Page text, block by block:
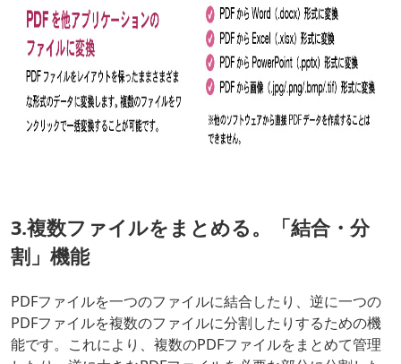
3.複数ファイルをまとめる。「結合・分
割」機能
PDFファイルを一つのファイルに結合したり、逆に一つの
PDFファイルを複数のファイルに分割したりするための機
能です。これにより、複数のPDFファイルをまとめて管理